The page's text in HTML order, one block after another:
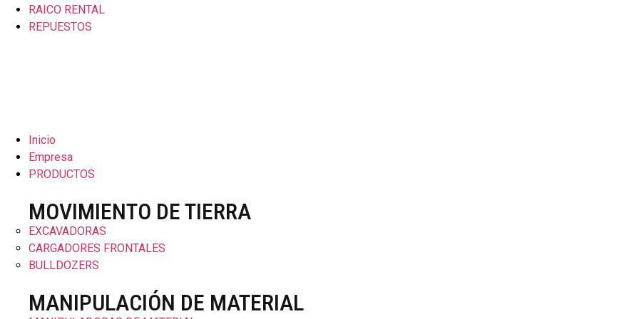
RAICO RENTAL
REPUESTOS
Inicio
Empresa
PRODUCTOS
MOVIMIENTO DE TIERRA
EXCAVADORAS
CARGADORES FRONTALES
BULLDOZERS
MANIPULACIÓN DE MATERIAL